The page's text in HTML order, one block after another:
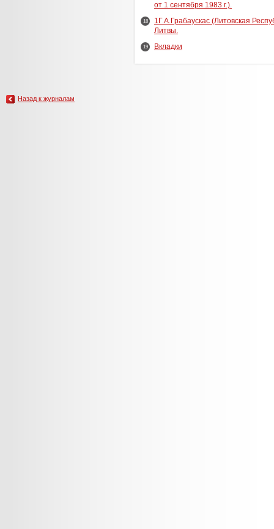
от 1 сентября 1983 г.).
18
1Г.А.Грабаускас (Литовская
Литвы.
19 Вкладки
Назад к журналам